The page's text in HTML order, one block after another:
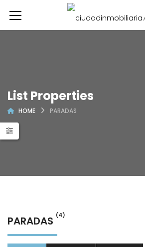
List Properties
HOME PARADAS
PARADAS (4)